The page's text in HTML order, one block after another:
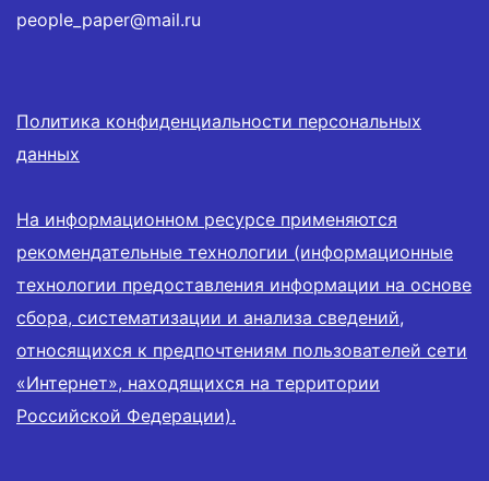
people_paper@mail.ru
Политика конфиденциальности персональных
данных
На информационном ресурсе применяются
рекомендательные технологии (информационные
технологии предоставления информации на основе
сбора, систематизации и анализа сведений,
относящихся к предпочтениям пользователей сети
«Интернет», находящихся на территории
Российской Федерации).